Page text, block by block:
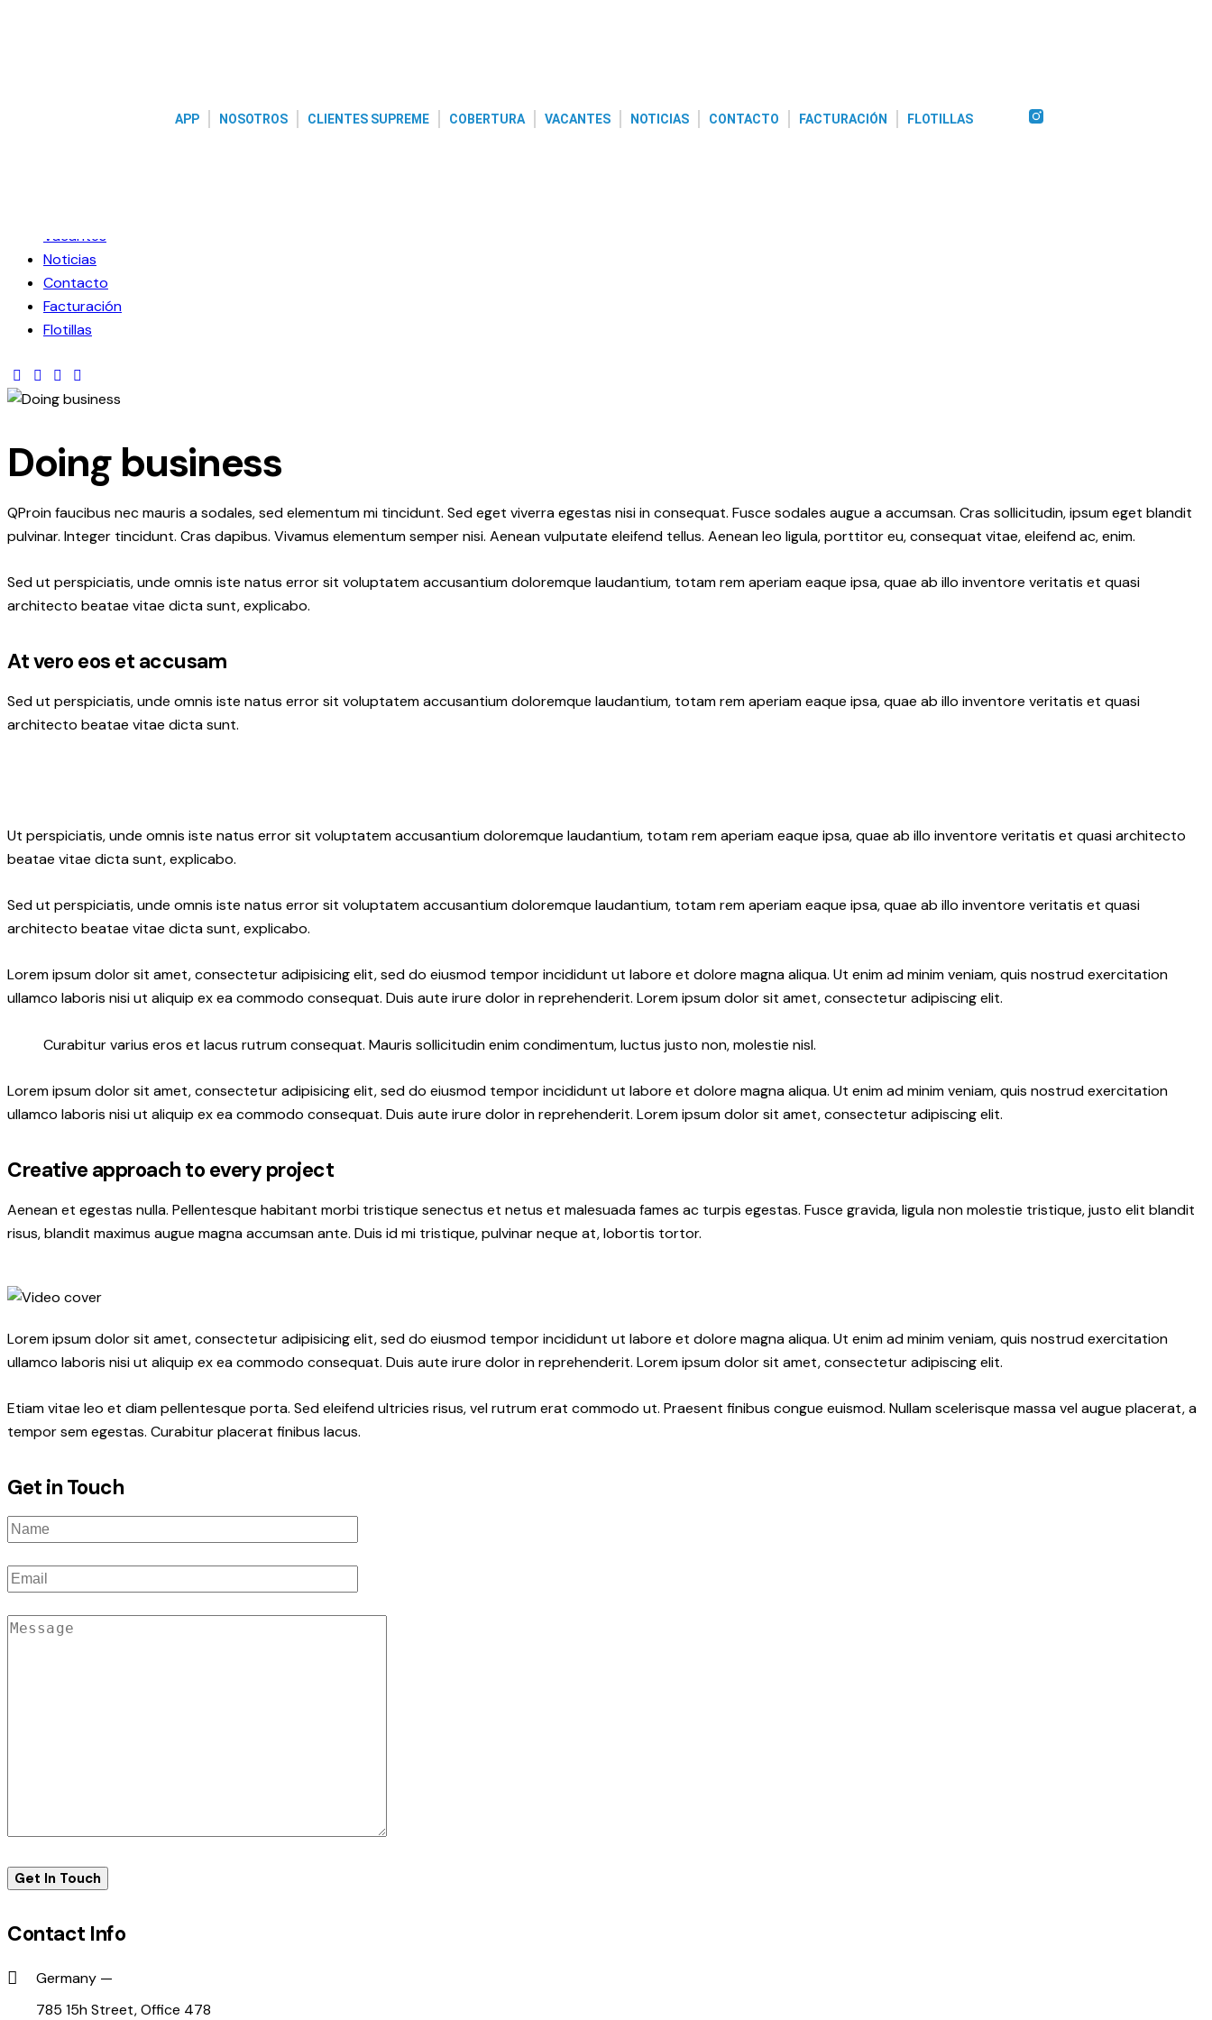
APP NOSOTROS CLIENTES SUPREME COBERTURA VACANTES NOTICIAS CONTACTO FACTURACIÓN FLOTILLAS
Vacantes
Noticias
Contacto
Facturación
Flotillas
Doing business
QProin faucibus nec mauris a sodales, sed elementum mi tincidunt. Sed eget viverra egestas nisi in consequat. Fusce sodales augue a accumsan. Cras sollicitudin, ipsum eget blandit
pulvinar. Integer tincidunt. Cras dapibus. Vivamus elementum semper nisi. Aenean vulputate eleifend tellus. Aenean leo ligula, porttitor eu, consequat vitae, eleifend ac, enim.
Sed ut perspiciatis, unde omnis iste natus error sit voluptatem accusantium doloremque laudantium, totam rem aperiam eaque ipsa, quae ab illo inventore veritatis et quasi
architecto beatae vitae dicta sunt, explicabo.
At vero eos et accusam
Sed ut perspiciatis, unde omnis iste natus error sit voluptatem accusantium doloremque laudantium, totam rem aperiam eaque ipsa, quae ab illo inventore veritatis et quasi
architecto beatae vitae dicta sunt.
Ut perspiciatis, unde omnis iste natus error sit voluptatem accusantium doloremque laudantium, totam rem aperiam eaque ipsa, quae ab illo inventore veritatis et quasi architecto
beatae vitae dicta sunt, explicabo.
Sed ut perspiciatis, unde omnis iste natus error sit voluptatem accusantium doloremque laudantium, totam rem aperiam eaque ipsa, quae ab illo inventore veritatis et quasi
architecto beatae vitae dicta sunt, explicabo.
Lorem ipsum dolor sit amet, consectetur adipisicing elit, sed do eiusmod tempor incididunt ut labore et dolore magna aliqua. Ut enim ad minim veniam, quis nostrud exercitation
ullamco laboris nisi ut aliquip ex ea commodo consequat. Duis aute irure dolor in reprehenderit. Lorem ipsum dolor sit amet, consectetur adipiscing elit.
Curabitur varius eros et lacus rutrum consequat. Mauris sollicitudin enim condimentum, luctus justo non, molestie nisl.
Lorem ipsum dolor sit amet, consectetur adipisicing elit, sed do eiusmod tempor incididunt ut labore et dolore magna aliqua. Ut enim ad minim veniam, quis nostrud exercitation
ullamco laboris nisi ut aliquip ex ea commodo consequat. Duis aute irure dolor in reprehenderit. Lorem ipsum dolor sit amet, consectetur adipiscing elit.
Creative approach to every project
Aenean et egestas nulla. Pellentesque habitant morbi tristique senectus et netus et malesuada fames ac turpis egestas. Fusce gravida, ligula non molestie tristique, justo elit blandit
risus, blandit maximus augue magna accumsan ante. Duis id mi tristique, pulvinar neque at, lobortis tortor.
Lorem ipsum dolor sit amet, consectetur adipisicing elit, sed do eiusmod tempor incididunt ut labore et dolore magna aliqua. Ut enim ad minim veniam, quis nostrud exercitation
ullamco laboris nisi ut aliquip ex ea commodo consequat. Duis aute irure dolor in reprehenderit. Lorem ipsum dolor sit amet, consectetur adipiscing elit.
Etiam vitae leo et diam pellentesque porta. Sed eleifend ultricies risus, vel rutrum erat commodo ut. Praesent finibus congue euismod. Nullam scelerisque massa vel augue placerat, a
tempor sem egestas. Curabitur placerat finibus lacus.
Get in Touch
Contact Info
Germany —
785 15h Street, Office 478